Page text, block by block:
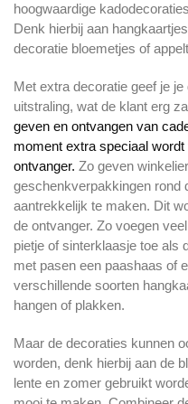
hoogwaardige
Denk hierbij aan
decoratie bloemetjes of
Met extra decoratie geef je
uitstraling, wat de klant erg
geven en ontvangen van
moment extra speciaal
ontvanger. Zo geven
geschenkverpakkingen rond
aantrekkelijk te maken. Dit
de ontvanger. Zo voegen
pietje of sinterklaasje toe als
met pasen een paashaas of
verschillende soorten
hangen of plakken.
Maar de decoraties kunnen
worden, denk hierbij aan de
lente en zomer gebruikt